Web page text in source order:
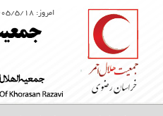
امروز: ۱۴۰۵/۵/۱۸